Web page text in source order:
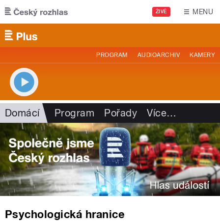
Přejít k hlavnímu obsahu
ŽIVĚ MENU
PROGRAM AUDIOARCHIV KAMERY
Domácí Program Pořady Více…
Psychologická hranice